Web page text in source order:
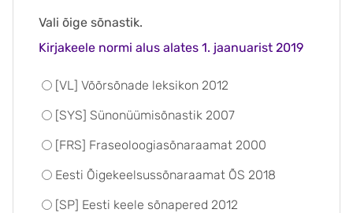
Vali õige sõnastik.
Kirjakeele normi alus alates 1. jaanuarist 2019
[VL] Võõrsõnade leksikon 2012
[SYS] Sünonüümisõnastik 2007
[FRS] Fraseoloogiasõnaraamat 2000
Eesti Õigekeelsussõnaraamat ÕS 2018
[SP] Eesti keele sõnapered 2012